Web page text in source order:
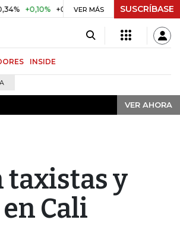
+0,98% UVR $ 416,91 +$ 0,05
VER MÁS SUSCRÍBASE
INSIDE
VER AHORA
VER AHORA
taxistas y
Cali